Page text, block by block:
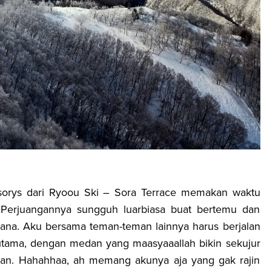
dari Ryoou Ski – Sora Terrace memakan waktu
sungguh luarbiasa buat bertemu dan
Aku bersama teman-teman lainnya harus berjalan
dengan medan yang maasyaaallah bikin sekujur
Hahahhaa, ah memang akunya aja yang gak rajin